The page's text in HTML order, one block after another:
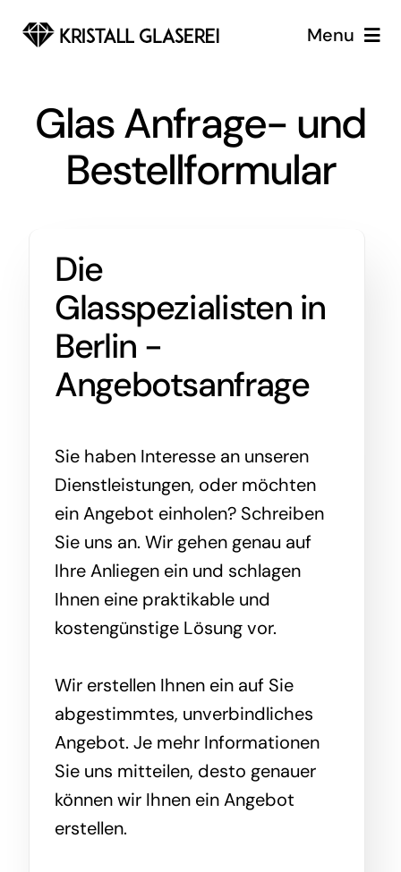
Inhalt
Menu
Glaserei Notdienst Berlin
Services
Glas Anfrage- und
Bestellformular
Die
Glasspezialisten in
Berlin -
Angebotsanfrage
Sie haben Interesse an unseren
Dienstleistungen, oder möchten
ein Angebot einholen? Schreiben
Sie uns an. Wir gehen genau auf
Ihre Anliegen ein und schlagen
Ihnen eine praktikable und
kostengünstige Lösung vor.
Wir erstellen Ihnen ein auf Sie
abgestimmtes, unverbindliches
Angebot. Je mehr Informationen
Sie uns mitteilen, desto genauer
können wir Ihnen ein Angebot
erstellen.